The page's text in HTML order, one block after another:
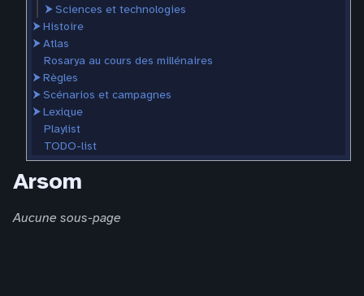
⮞Sciences et technologies
⮞Histoire
⮞Atlas
Rosarya au cours des millénaires
⮞Règles
⮞Scénarios et campagnes
⮞Lexique
Playlist
TODO-list
Arsom
Aucune sous-page